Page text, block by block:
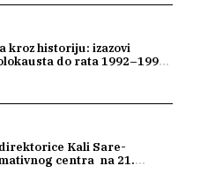
kroz historiju: izazovi
do rata 1992–1995
Kali Sare-
centra na 21.